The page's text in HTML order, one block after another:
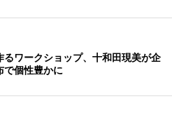
るワークショップ、十和田現美が企
個性豊かに